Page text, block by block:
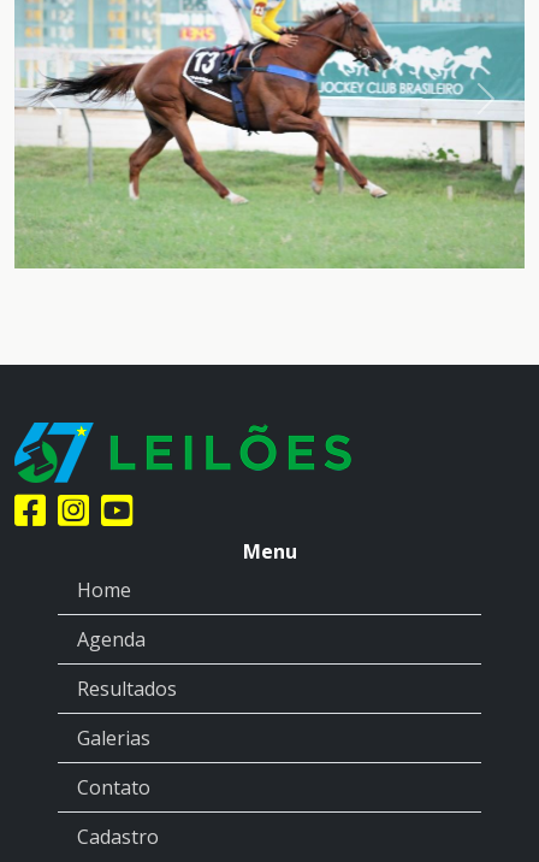
Anterior
Menu
Home
Agenda
Resultados
Galerias
Contato
Cadastro